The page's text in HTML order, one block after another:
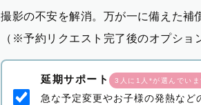
撮影の不安を解消。万が一に備えた補
（※予約リクエスト完了後のオプショ
延期サポート 3人に1人*が選んでいま
急な予定変更やお子様の発熱など